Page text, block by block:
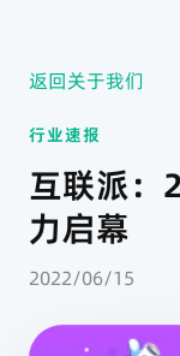
返回关于我们
行业速报
互联派：
力启幕
2022/06/15